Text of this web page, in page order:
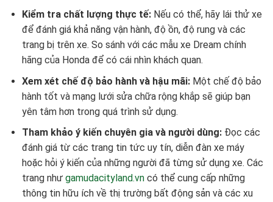
Kiểm tra chất lượng thực tế:Nếu có thể, hãy lái thử xe
để đánh giá khả năng vận hành, độ ồn, độ rung và các
trang bị trên xe. So sánh với các mẫu xe Dream chính
hãng của Honda để có cái nhìn khách quan.
Xem xét chế độ bảo hành và hậu mãi:Một chế độ bảo
hành tốt và mạng lưới sửa chữa rộng khắp sẽ giúp bạn
yên tâm hơn trong quá trình sử dụng.
Tham khảo ý kiến chuyên gia và người dùng:Đọc các
đánh giá từ các trang tin tức uy tín, diễn đàn xe máy
hoặc hỏi ý kiến của những người đã từng sử dụng xe. Các
trang như gamudacityland.vncó thể cung cấp những
thông tin hữu ích về thị trường bất động sản và các xu